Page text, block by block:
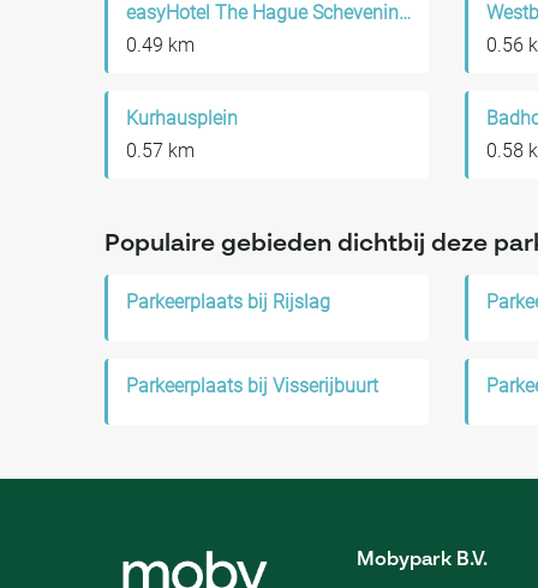
easyHotel The Hague Scheveningen Beach
0.49 km
0.56
Kurhausplein
0.57 km
0.58
Populaire gebieden dichtbij deze
Parkeerplaats bij Rijslag
Parkeerplaats bij Visserijbuurt
Mobypark B.V.